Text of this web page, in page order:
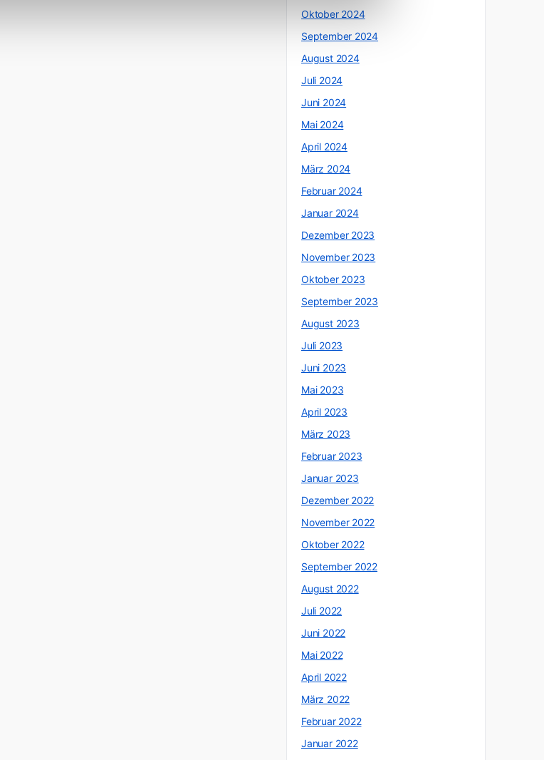
Oktober 2024
September 2024
August 2024
Juli 2024
Juni 2024
Mai 2024
April 2024
März 2024
Februar 2024
Januar 2024
Dezember 2023
November 2023
Oktober 2023
September 2023
August 2023
Juli 2023
Juni 2023
Mai 2023
April 2023
März 2023
Februar 2023
Januar 2023
Dezember 2022
November 2022
Oktober 2022
September 2022
August 2022
Juli 2022
Juni 2022
Mai 2022
April 2022
März 2022
Februar 2022
Januar 2022